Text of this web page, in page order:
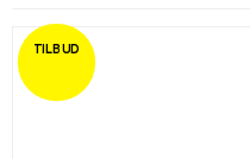
TILBUD